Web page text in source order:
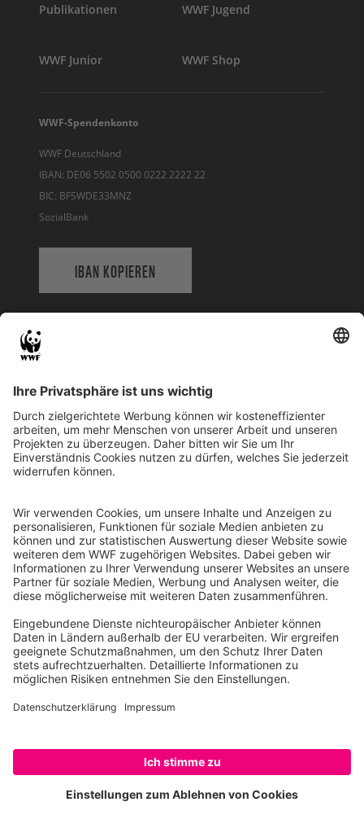
Publikationen WWF Jugend
WWF Junior WWF Shop
WWF-Spendenkonto
WWF Deutschland
IBAN: DE06 5502 0500 0222 2222 22
BIC: BFSWDE33MNZ
SozialBank
IBAN KOPIEREN
WWF Deutschland
Reinhardtstr. 18
10117 Berlin
Tel.: 030-311 777 700
Ihre Spende kann steuerlich geltend gemacht werden
Registriert als Stiftung WWF Deutschland, Senatsverwaltung für
Justiz Berlin, Az: 3416/976/2
Umsatzsteuer-Identifikationsnummer: DE 114236103
Freistellungsbescheid: Als gemeinnützige Körperschaft befreit
von der Körperschaftssteuer gem. §5 I 9 KStg. unter der
Steuernummer 27/641/09321
© WWF Deutschland 2026